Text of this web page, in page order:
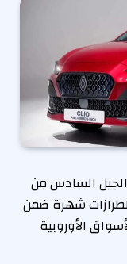
السادس من
شهرة ضمن
الأوروبية